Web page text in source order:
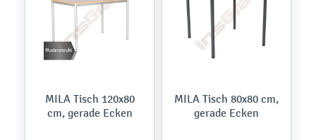
MILA Tisch 120x80
cm, gerade Ecken
MILA Tisch 80x80 cm,
gerade Ecken